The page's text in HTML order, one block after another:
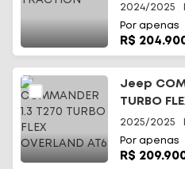
2024/2025
Por apenas
R$
Jeep
TURBO
2025/2025
Por apenas
R$